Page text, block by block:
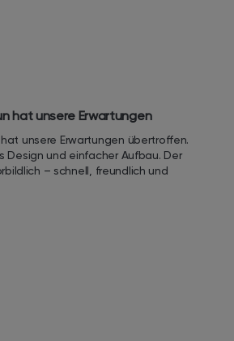
hat unsere Erwartungen
tolles Design und
unsere Erwartungen übertroffen.
Design und einfacher Aufbau. Der
– schnell, freundlich und